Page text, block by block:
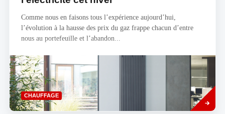
Comme nous en faisons tous l’expérience aujourd’hui,
l’évolution à la hausse des prix du gaz frappe chacun d’entre
nous au portefeuille et l’abandon...
CHAUFFAGE
Read
more